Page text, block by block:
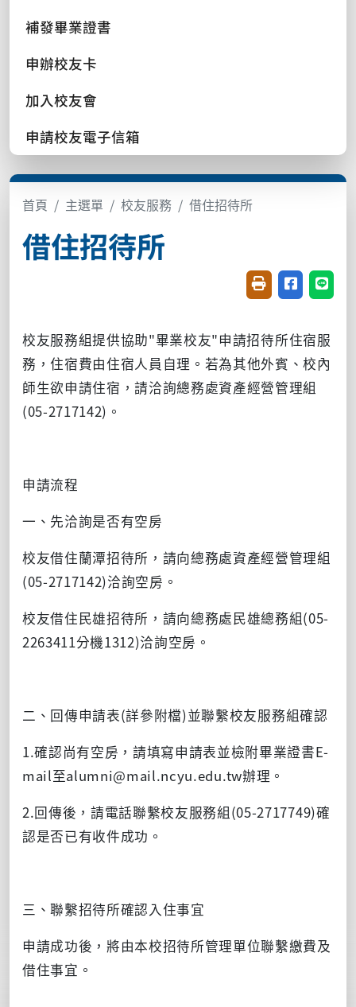
補發畢業證書
申辦校友卡
加入校友會
申請校友電子信箱
首頁 主選單 校友服務 借住招待所
借住招待所
友善列印(開新視
分享至臉書
分享
校友服務組提供協助"畢業校友"申請招待所住宿服
務，住宿費由住宿人員自理。若為其他外賓、校內
師生欲申請住宿，請洽詢總務處資產經營管理組
(05-2717142) 。
申請流程
一、先洽詢是否有空房
校友借住蘭潭招待所，請向總務處資產經營管理組
(05-2717142)洽詢空房。
校友借住民雄招待所，請向總務處民雄總務組(05-
2263411分機1312)洽詢空房。
二、回傳申請表(詳參附檔)並聯繫校友服務組確認
1.確認尚有空房，請填寫申請表並檢附畢業證書E-
mail至alumni@mail.ncyu.edu.tw辦理。
2.回傳後，請電話聯繫校友服務組(05-2717749)確
認是否已有收件成功。
三、聯繫招待所確認入住事宜
申請成功後，將由本校招待所管理單位聯繫繳費及
借住事宜。